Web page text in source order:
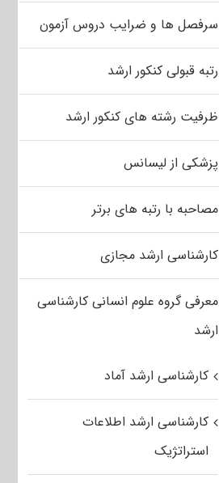
سرفصل ها و ضرایب دروس آزمون
رتبه قبولی کنکور ارشد
ظرفیت رشته های کنکور ارشد
پزشکی از لیسانس
مصاحبه با رتبه های برتر
کارشناسی ارشد مجازی
معرفی گروه علوم انسانی کارشناسی
ارشد
کارشناسی ارشد آماد
کارشناسی ارشد اطلاعات
استراتژیک